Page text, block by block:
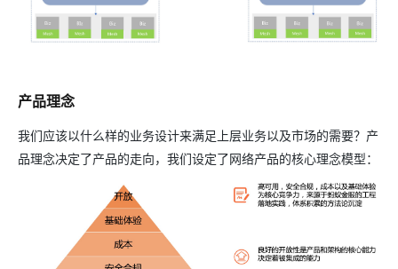
产品理念
我们应该以什么样的业务设计来满足上层业务以及市场的需要？产
品理念决定了产品的走向，我们设定了网络产品的核心理念模型：